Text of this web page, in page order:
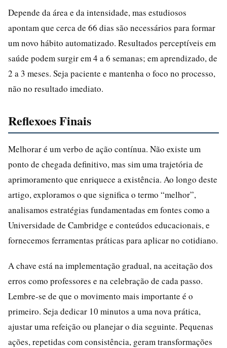
Depende da área e da intensidade, mas estudiosos
apontam que cerca de 66 dias são necessários para formar
um novo hábito automatizado. Resultados perceptíveis em
saúde podem surgir em 4 a 6 semanas; em aprendizado, de
2 a 3 meses. Seja paciente e mantenha o foco no processo,
não no resultado imediato.
Reflexoes Finais
Melhorar é um verbo de ação contínua. Não existe um
ponto de chegada definitivo, mas sim uma trajetória de
aprimoramento que enriquece a existência. Ao longo deste
artigo, exploramos o que significa o termo “melhor”,
analisamos estratégias fundamentadas em fontes como a
Universidade de Cambridge e conteúdos educacionais, e
fornecemos ferramentas práticas para aplicar no cotidiano.
A chave está na implementação gradual, na aceitação dos
erros como professores e na celebração de cada passo.
Lembre-se de que o movimento mais importante é o
primeiro. Seja dedicar 10 minutos a uma nova prática,
ajustar uma refeição ou planejar o dia seguinte. Pequenas
ações, repetidas com consistência, geram transformações